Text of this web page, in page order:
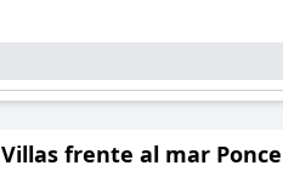
Villas frente al mar